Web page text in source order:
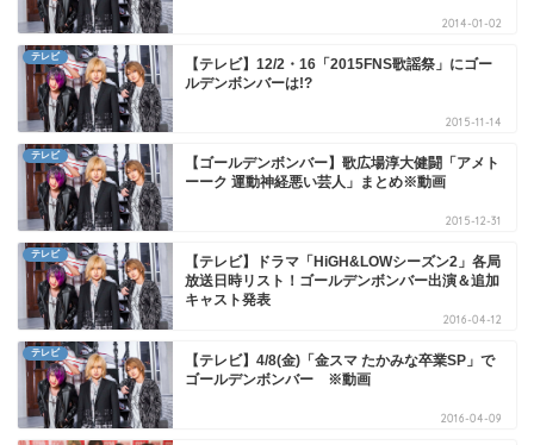
2014-01-02
テレビ
【テレビ】12/2・16「2015FNS歌謡祭」にゴー
ルデンボンバーは!?
2015-11-14
テレビ
【ゴールデンボンバー】歌広場淳大健闘「アメト
ーーク 運動神経悪い芸人」まとめ※動画
2015-12-31
テレビ
【テレビ】ドラマ「HiGH&LOWシーズン2」各局
放送日時リスト！ゴールデンボンバー出演＆追加
キャスト発表
2016-04-12
テレビ
【テレビ】4/8(金)「金スマ たかみな卒業SP」で
ゴールデンボンバー ※動画
2016-04-09